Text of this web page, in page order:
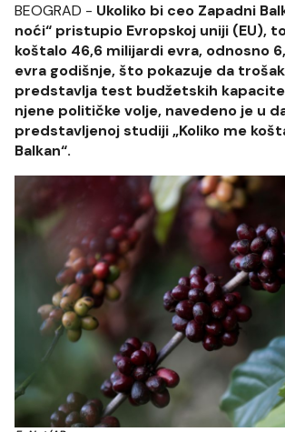
BEOGRAD - Ukoliko bi ceo Zapadni
noći“ pristupio Evropskoj uniji (EU),
koštalo 46,6 milijardi evra, odnosno
evra godišnje, što pokazuje da
predstavlja test budžetskih
njene političke volje, navedeno je u
predstavljenoj studiji „Koliko me
Balkan“.